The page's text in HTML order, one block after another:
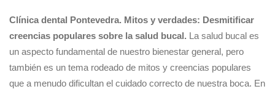
Clínica dental Pontevedra. Mitos y verdades: Desmitificar
creencias populares sobre la salud bucal. La salud bucal es
un aspecto fundamental de nuestro bienestar general, pero
también es un tema rodeado de mitos y creencias populares
que a menudo dificultan el cuidado correcto de nuestra boca. En